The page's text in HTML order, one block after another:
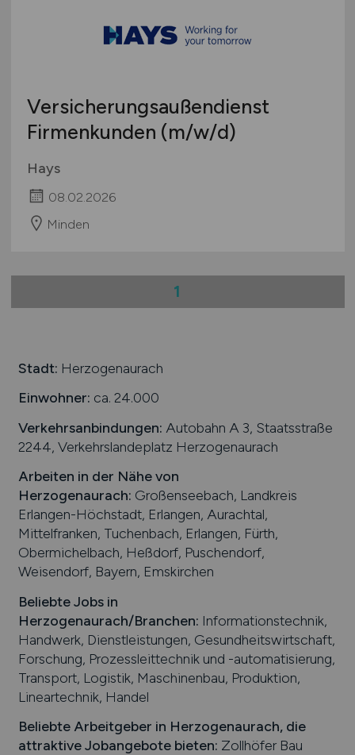
Versicherungsaußendienst
Firmenkunden (m/w/d)
Hays
08.02.2026
Minden
1
Stadt: Herzogenaurach
Einwohner: ca. 24.000
Verkehrsanbindungen: Autobahn A 3, Staatsstraße
2244, Verkehrslandeplatz Herzogenaurach
Arbeiten in der Nähe von
Herzogenaurach: Großenseebach, Landkreis
Erlangen-Höchstadt, Erlangen, Aurachtal,
Mittelfranken, Tuchenbach, Erlangen, Fürth,
Obermichelbach, Heßdorf, Puschendorf,
Weisendorf, Bayern, Emskirchen
Beliebte Jobs in
Herzogenaurach/Branchen: Informationstechnik,
Handwerk, Dienstleistungen, Gesundheitswirtschaft,
Forschung, Prozessleittechnik und -automatisierung,
Transport, Logistik, Maschinenbau, Produktion,
Lineartechnik, Handel
Beliebte Arbeitgeber in Herzogenaurach, die
attraktive Jobangebote bieten: Zollhöfer Bau